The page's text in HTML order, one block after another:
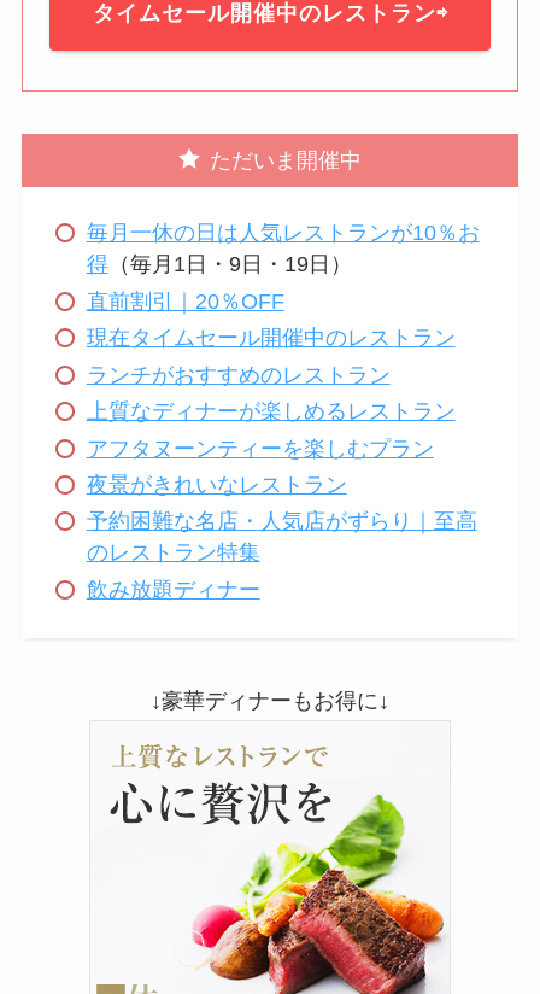
タイムセール開催中のレストラン⇨
ただいま開催中
毎月一休の日は人気レストランが10％お
得（毎月1日・9日・19日）
直前割引｜20％OFF
現在タイムセール開催中のレストラン
ランチがおすすめのレストラン
上質なディナーが楽しめるレストラン
アフタヌーンティーを楽しむプラン
夜景がきれいなレストラン
予約困難な名店・人気店がずらり｜至高
のレストラン特集
飲み放題ディナー
↓豪華ディナーもお得に↓